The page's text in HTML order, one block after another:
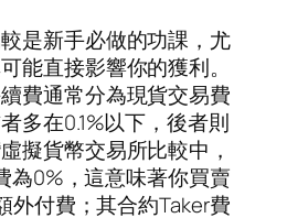
是新手必做的功課，尤
能直接影響你的獲利。
費通常分為現貨交易費
多在0.1%以下，後者則
擬貨幣交易所比較中，
為0%，這意味著你買賣
外付費；其合約Taker費